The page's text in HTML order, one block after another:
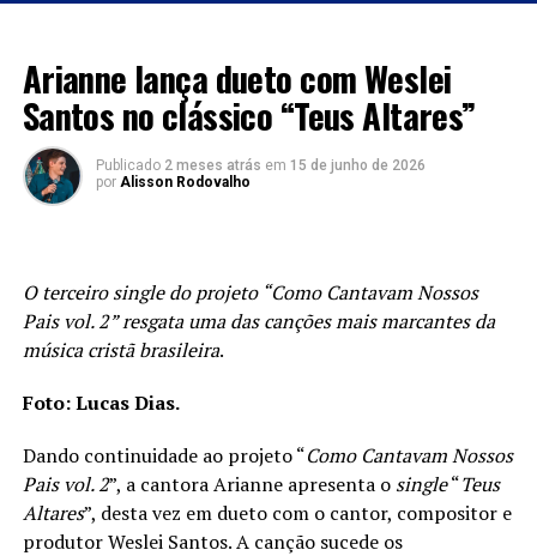
Arianne lança dueto com Weslei
Santos no clássico “Teus Altares”
Publicado 2 meses atrás em 15 de junho de 2026
por Alisson Rodovalho
O terceiro single do projeto “Como Cantavam Nossos
Pais vol. 2” resgata uma das canções mais marcantes da
música cristã brasileira.
Foto: Lucas Dias.
Dando continuidade ao projeto “Como Cantavam Nossos
Pais vol. 2”, a cantora Arianne apresenta o single“Teus
Altares”, desta vez em dueto com o cantor, compositor e
produtor Weslei Santos. A canção sucede os